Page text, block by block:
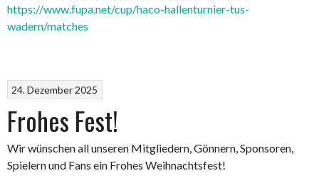
https://www.fupa.net/cup/haco-hallenturnier-tus-
wadern/matches
24. Dezember 2025
Frohes Fest!
Wir wünschen all unseren Mitgliedern, Gönnern, Sponsoren,
Spielern und Fans ein Frohes Weihnachtsfest!